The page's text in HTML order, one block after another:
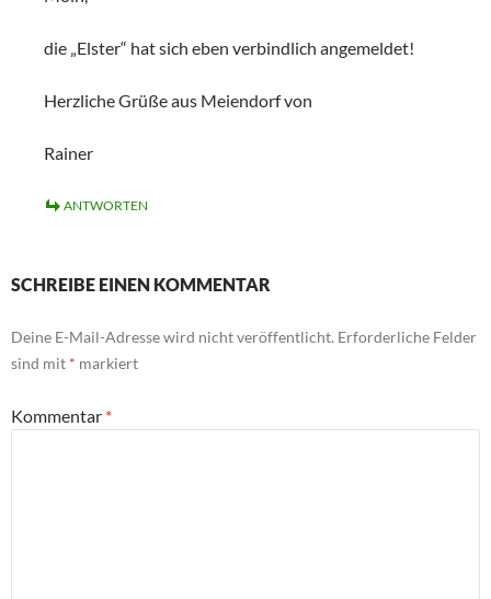
die „Elster“ hat sich eben verbindlich angemeldet!
Herzliche Grüße aus Meiendorf von
Rainer
ANTWORTEN
SCHREIBE EINEN KOMMENTAR
Deine E-Mail-Adresse wird nicht veröffentlicht. Erforderliche Felder
sind mit * markiert
Kommentar *